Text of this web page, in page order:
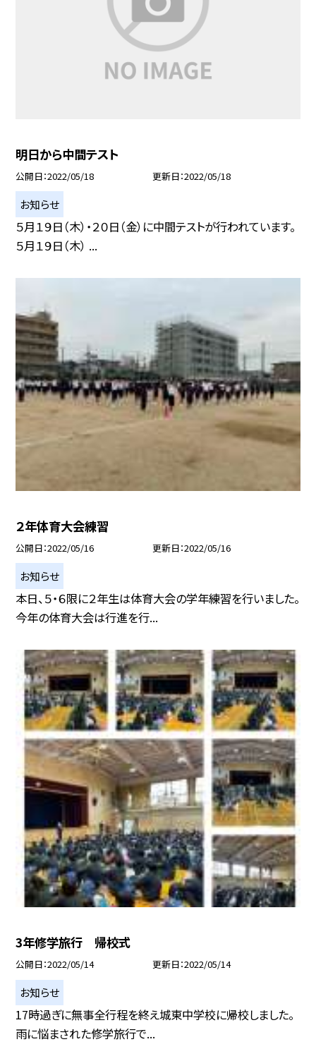
明日から中間テスト
公開日 2022/05/18 更新日 2022/05/18
お知らせ
５月１９日（木）・２０日（金）に中間テストが行われています。
５月１９日（木） ...
２年体育大会練習
公開日 2022/05/16 更新日 2022/05/16
お知らせ
本日、５・６限に２年生は体育大会の学年練習を行いました。
今年の体育大会は行進を行...
3年修学旅行 帰校式
公開日 2022/05/14 更新日 2022/05/14
お知らせ
17時過ぎに無事全行程を終え城東中学校に帰校しました。
雨に悩まされた修学旅行で...